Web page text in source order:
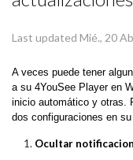
Last updated Mié., 20
A veces puede tener
a su 4YouSee Player en
inicio automático y otras.
dos configuraciones en
Ocultar